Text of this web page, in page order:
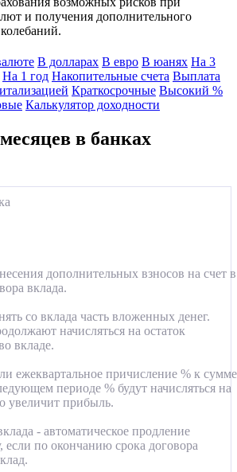
и получения дополнительного
В долларах В евро В юанях На 3
На 1 год Накопительные счета Выплата
Краткосрочные Высокий %
Калькулятор доходности
в банках
дополнительных взносов на счет в
вклада.
со вклада часть вложенных денег.
начисляться на остаток
вкладе.
ежеквартальное причисление % к сумме
периоде % будут начисляться на
увеличит прибыль.
- автоматическое продление
если по окончанию срока договора